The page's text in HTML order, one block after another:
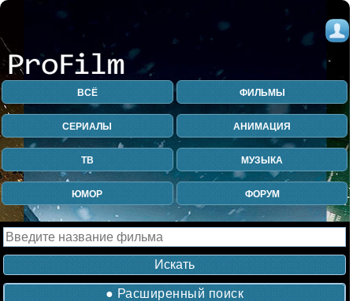
ВСЁ ФИЛЬМЫ
СЕРИАЛЫ АНИМАЦИЯ
ТВ МУЗЫКА
ЮМОР ФОРУМ
● Расширенный поиск